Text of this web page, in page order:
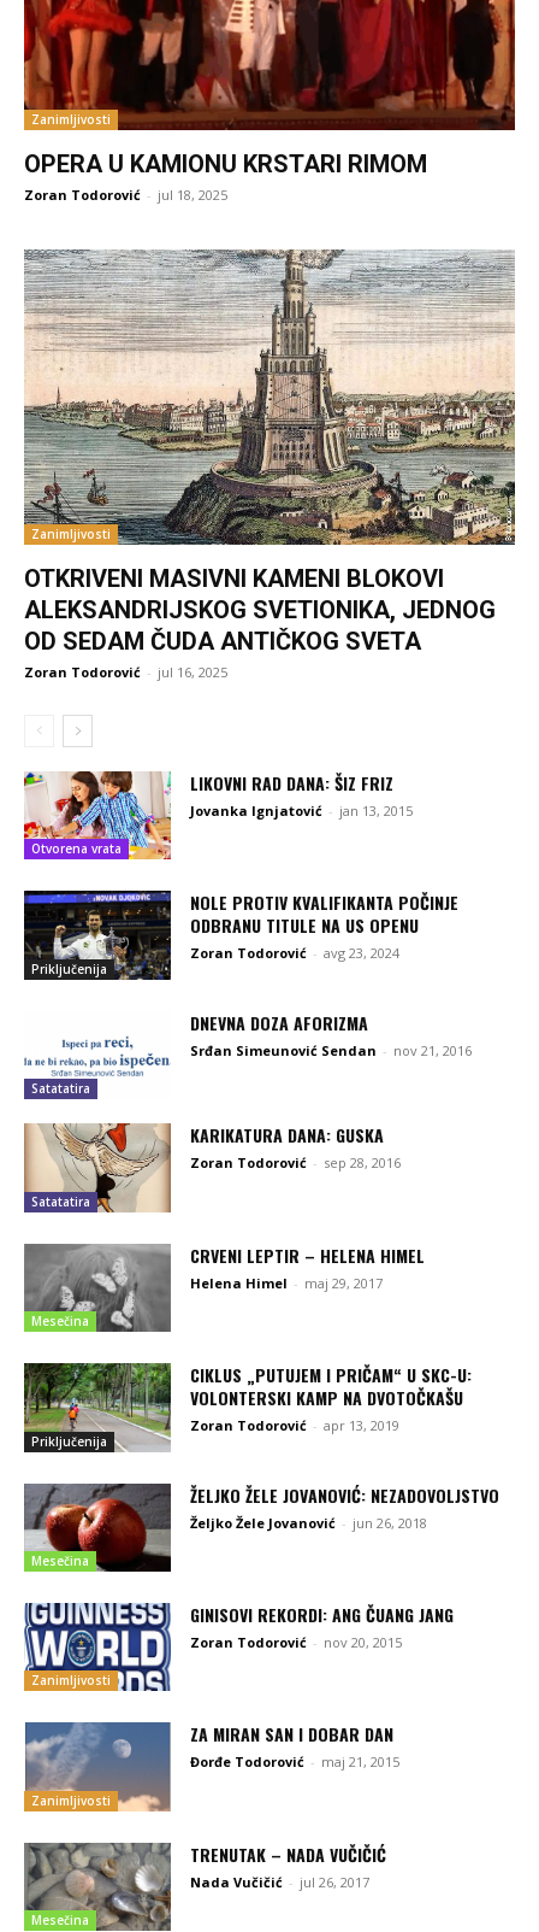
Zanimljivosti
OPERA U KAMIONU KRSTARI RIMOM
Zoran Todorović - jul 18, 2025
Zanimljivosti
OTKRIVENI MASIVNI KAMENI BLOKOVI
ALEKSANDRIJSKOG SVETIONIKA, JEDNOG
OD SEDAM ČUDA ANTIČKOG SVETA
Zoran Todorović - jul 16, 2025
Otvorena vrata
LIKOVNI RAD DANA: ŠIZ FRIZ
Jovanka Ignjatović - jan 13, 2015
Priključenija
NOLE PROTIV KVALIFIKANTA POČINJE
ODBRANU TITULE NA US OPENU
Zoran Todorović - avg 23, 2024
Satatatira
DNEVNA DOZA AFORIZMA
Srđan Simeunović Sendan - nov 21, 2016
Satatatira
KARIKATURA DANA: GUSKA
Zoran Todorović - sep 28, 2016
Mesečina
CRVENI LEPTIR – HELENA HIMEL
Helena Himel - maj 29, 2017
Priključenija
CIKLUS „PUTUJEM I PRIČAM“ U SKC-U:
VOLONTERSKI KAMP NA DVOTOČKAŠU
Zoran Todorović - apr 13, 2019
Mesečina
ŽELJKO ŽELE JOVANOVIĆ: NEZADOVOLJSTVO
Željko Žele Jovanović - jun 26, 2018
Zanimljivosti
GINISOVI REKORDI: ANG ČUANG JANG
Zoran Todorović - nov 20, 2015
Zanimljivosti
ZA MIRAN SAN I DOBAR DAN
Đorđe Todorović - maj 21, 2015
Mesečina
TRENUTAK – NADA VUČIČIĆ
Nada Vučičić - jul 26, 2017